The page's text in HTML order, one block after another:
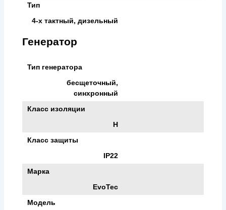
Тип
4-х тактный, дизельный
Генератор
Тип генератора
бесщеточный,
синхронный
Класс изоляции
H
Класс защиты
IP22
Марка
EvoTec
Модель